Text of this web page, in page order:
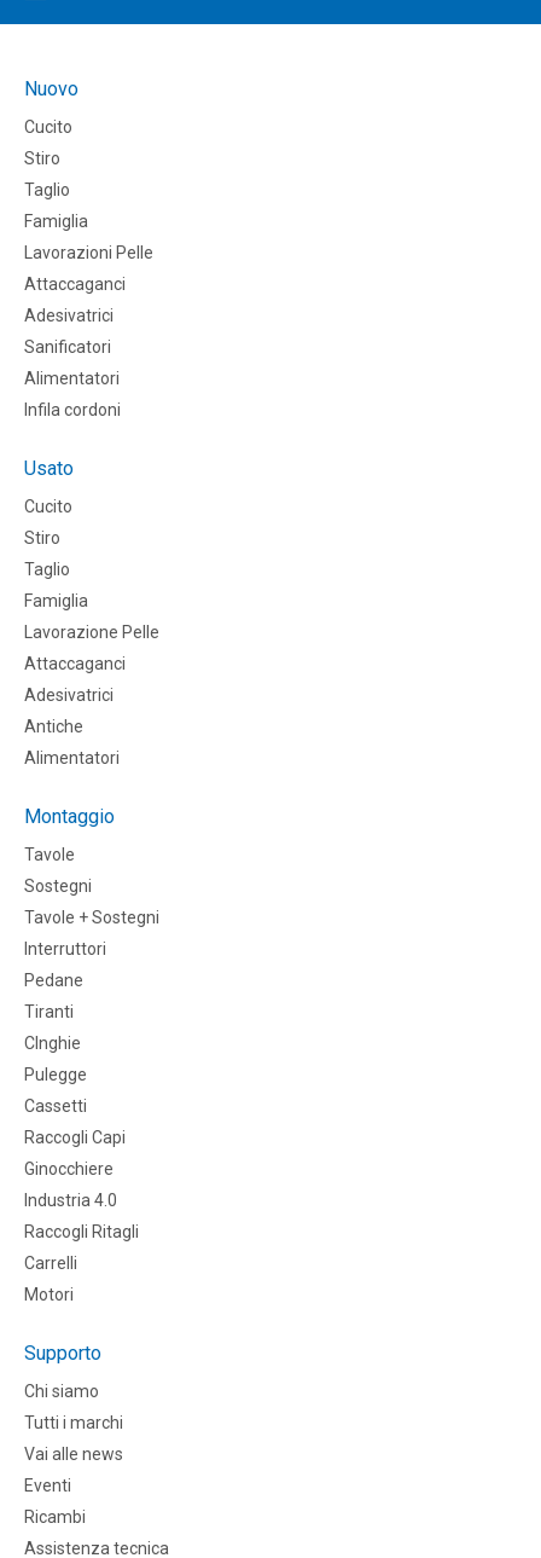
Nuovo
Cucito
Stiro
Taglio
Famiglia
Lavorazioni Pelle
Attaccaganci
Adesivatrici
Sanificatori
Alimentatori
Infila cordoni
Usato
Cucito
Stiro
Taglio
Famiglia
Lavorazione Pelle
Attaccaganci
Adesivatrici
Antiche
Alimentatori
Montaggio
Tavole
Sostegni
Tavole + Sostegni
Interruttori
Pedane
Tiranti
CInghie
Pulegge
Cassetti
Raccogli Capi
Ginocchiere
Industria 4.0
Raccogli Ritagli
Carrelli
Motori
Supporto
Chi siamo
Tutti i marchi
Vai alle news
Eventi
Ricambi
Assistenza tecnica